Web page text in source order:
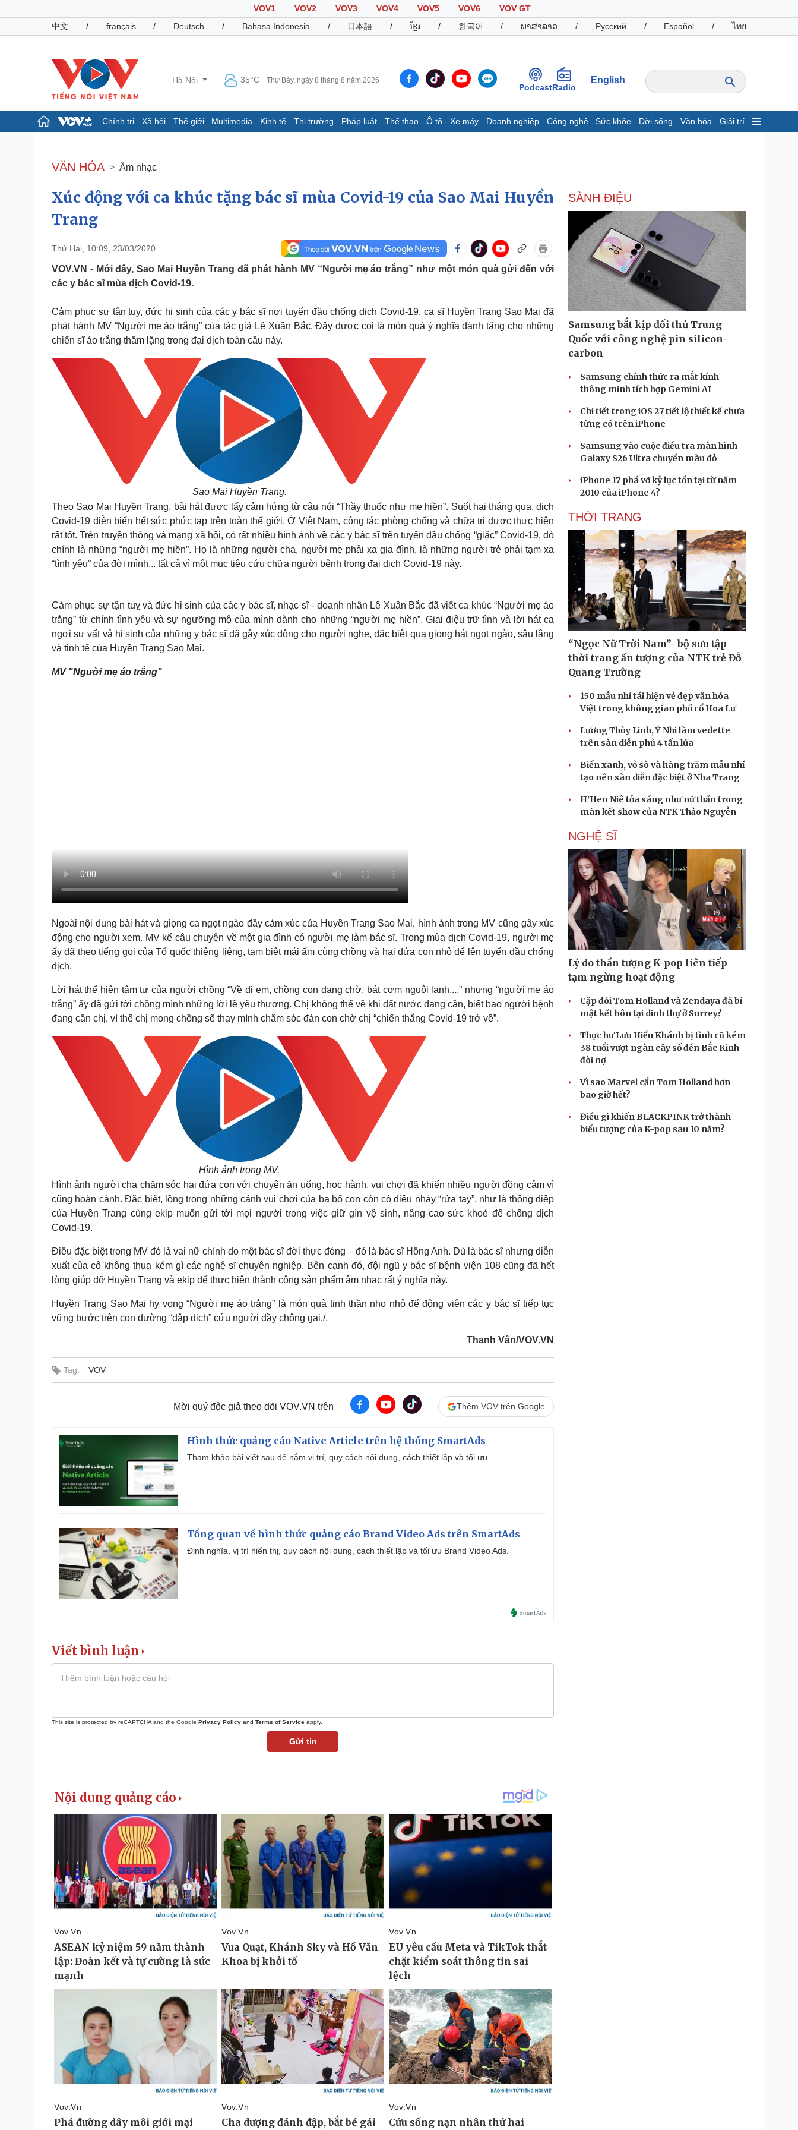
VOV1 VOV2 VOV3 VOV4 VOV5 VOV6
VOV GT
中文
/ français / Deutsch / Bahasa Indonesia / 日本語 / ខ្មែរ / 한국어 / ພາສາລາວ / Русский / Español / ไทย
Hà Nội 35°C Thứ Bảy, ngày 8 tháng 8 năm 2026
PodcastRadio
English
Chính trị Xã hội Thế giới Multimedia Kinh tế Thị trường Pháp luật Thể thao Ô tô - Xe máy Doanh nghiệp Công nghệ Sức khỏe Đời sống Văn hóa Giải trí
Đảng
Tổ chức nhân sự
Nhận diện sự thật
Dấu ấn VOV
Infographic
Giá cà phê
Pháp luật
Tin nóng
Tư vấn luật
Việt Nam
Phân tích
Thể thao
Bóng đá
Lịch thi đấu bóng đá
Hậu trường
Ô tô - Xe máy
Ô tô
Xe máy
Doanh nghiệp
Thông tin doanh nghiệp
Doanh nghiệp 24h
Doanh nhân
Vì cộng đồng
Công nghệ
Sành điệu
Tin Công nghệ
Trải nghiệm
Chuyển đổi số
Sức khỏe
Dinh dưỡng - món ngon
Cây thuốc
Sản phụ khoa
Nhi khoa
Nam khoa
Làm đẹp - giảm cân
Phòng mạch online
Ăn sạch sống khỏe
Đời sống
Nhà đẹp
Blog
Tình yêu - Gia đình
Văn hóa
Văn học
Di sản
Giải trí
Thời trang
Sao Việt
Du lịch
Podcast
Câu chuyện thời sự
Cửa sổ tình yêu
Kể chuyện cho bé
Hạt giống tâm hồn
VĂN HÓA Âm nhạc
Xúc động với ca khúc tặng bác sĩ mùa Covid-19 của Sao Mai Huyền
Trang
Thứ Hai, 10:09, 23/03/2020
VOV.VN - Mới đây, Sao Mai Huyền Trang đã phát hành MV “Người mẹ áo trắng” như một món quà gửi đến với
các y bác sĩ mùa dịch Covid-19.
Cảm phục sự tận tụy, đức hi sinh của các y bác sĩ nơi tuyến đầu chống dịch Covid-19, ca sĩ Huyền Trang Sao Mai đã
phát hành MV “Người mẹ áo trắng” của tác giả Lê Xuân Bắc. Đây được coi là món quà ý nghĩa dành tặng cho những
chiến sĩ áo trắng thầm lặng trong đại dịch toàn cầu này.
Sao Mai Huyền Trang.
Theo Sao Mai Huyền Trang, bài hát được lấy cảm hứng từ câu nói “Thầy thuốc như mẹ hiền”. Suốt hai tháng qua, dịch
Covid-19 diễn biến hết sức phức tạp trên toàn thế giới.Ở Việt Nam, công tác phòng chống và chữa trị được thực hiện
rất tốt. Trên truyền thông và mạng xã hội, có rất nhiều hình ảnh về các y bác sĩ trên tuyến đầu chống “giặc” Covid-19, đó
chính là những “người mẹ hiền”. Họ là những người cha, người mẹ phải xa gia đình, là những người trẻ phải tạm xa
“tình yêu” của đời mình... tất cả vì một mục tiêu cứu chữa người bệnh trong đại dịch Covid-19 này.
Cảm phục sự tận tuỵ và đức hi sinh của các y bác sĩ, nhạc sĩ - doanh nhân Lê Xuân Bắc đã viết ca khúc “Người mẹ áo
trắng” từ chính tình yêu và sự ngưỡng mộ của mình dành cho những “người mẹ hiền”. Giai điệu trữ tình và lời hát ca
ngợi sự vất vả hi sinh của những y bác sĩ đã gây xúc động cho người nghe, đặc biệt qua giọng hát ngọt ngào, sâu lắng
và tinh tế của Huyền Trang Sao Mai.
MV "Người mẹ áo trắng"
Ngoài nội dung bài hát và giọng ca ngọt ngào đầy cảm xúc của Huyền Trang Sao Mai, hình ảnh trong MV cũng gây xúc
động cho người xem. MV kể câu chuyện về một gia đình có người mẹ làm bác sĩ. Trong mùa dịch Covid-19, người mẹ
ấy đã theo tiếng gọi của Tổ quốc thiêng liêng, tạm biệt mái ấm cùng chồng và hai đứa con nhỏ để lên tuyến đầu chống
dịch.
Lời hát thể hiện tâm tư của người chồng “Về đi em, chồng con đang chờ, bát cơm nguội lạnh,...” nhưng “người mẹ áo
trắng” ấy đã gửi tới chồng mình những lời lẽ yêu thương. Chị không thể về khi đất nước đang cần, biết bao người bệnh
đang cần chị, vì thế chị mong chồng sẽ thay mình chăm sóc đàn con chờ chị “chiến thắng Covid-19 trở về”.
Hình ảnh trong MV.
Hình ảnh người cha chăm sóc hai đứa con với chuyện ăn uống, học hành, vui chơi đã khiến nhiều người đồng cảm vì
cũng hoàn cảnh. Đặc biệt, lồng trong những cảnh vui chơi của ba bố con còn có điệu nhảy “rửa tay”, như là thông điệp
của Huyền Trang cùng ekip muốn gửi tới mọi người trong việc giữ gìn vệ sinh, nâng cao sức khoẻ để chống dịch
Covid-19.
Điều đặc biệt trong MV đó là vai nữ chính do một bác sĩ đời thực đóng – đó là bác sĩ Hồng Anh. Dù là bác sĩ nhưng diễn
xuất của cô không thua kém gì các nghệ sĩ chuyên nghiệp. Bên cạnh đó, đội ngũ y bác sĩ bệnh viện 108 cũng đã hết
lòng giúp đỡ Huyền Trang và ekip để thực hiện thành công sản phẩm âm nhạc rất ý nghĩa này.
Huyền Trang Sao Mai hy vọng “Người mẹ áo trắng” là món quà tinh thần nho nhỏ để động viên các y bác sĩ tiếp tục
vững bước trên con đường “dập dịch” cứu người đầy chông gai./.
Thanh Vân/VOV.VN
Tag: VOV
Mời quý độc giả theo dõi VOV.VN trên Thêm VOV trên Google
Hình thức quảng cáo Native Article trên hệ thống SmartAds
Tham khảo bài viết sau để nắm vị trí, quy cách nội dung, cách thiết lập và tối ưu.
Tổng quan về hình thức quảng cáo Brand Video Ads trên SmartAds
Định nghĩa, vị trí hiển thị, quy cách nội dung, cách thiết lập và tối ưu Brand Video Ads.
Viết bình luận
This site is protected by reCAPTCHA and the Google Privacy Policy and Terms of Service apply.
Gửi tin
SÀNH ĐIỆU
Samsung bắt kịp đối thủ Trung
Quốc với công nghệ pin silicon-
carbon
Samsung chính thức ra mắt kính
thông minh tích hợp Gemini AI
Chi tiết trong iOS 27 tiết lộ thiết kế chưa
từng có trên iPhone
Samsung vào cuộc điều tra màn hình
Galaxy S26 Ultra chuyển màu đỏ
iPhone 17 phá vỡ kỷ lục tồn tại từ năm
2010 của iPhone 4?
THỜI TRANG
“Ngọc Nữ Trời Nam”- bộ sưu tập
thời trang ấn tượng của NTK trẻ Đỗ
Quang Trường
150 mẫu nhí tái hiện vẻ đẹp văn hóa
Việt trong không gian phố cổ Hoa Lư
Lương Thùy Linh, Ý Nhi làm vedette
trên sàn diễn phủ 4 tấn lúa
Biển xanh, vỏ sò và hàng trăm mẫu nhí
tạo nên sàn diễn đặc biệt ở Nha Trang
H'Hen Niê tỏa sáng như nữ thần trong
màn kết show của NTK Thảo Nguyễn
NGHỆ SĨ
Lý do thần tượng K-pop liên tiếp
tạm ngừng hoạt động
Cặp đôi Tom Holland và Zendaya đã bí
mật kết hôn tại dinh thự ở Surrey?
Thực hư Lưu Hiểu Khánh bị tình cũ kém
38 tuổi vượt ngàn cây số đến Bắc Kinh
đòi nợ
Vì sao Marvel cần Tom Holland hơn
bao giờ hết?
Điều gì khiến BLACKPINK trở thành
biểu tượng của K-pop sau 10 năm?